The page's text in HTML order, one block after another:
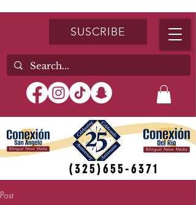
SUSCRIBE
(325)655-6371
Post